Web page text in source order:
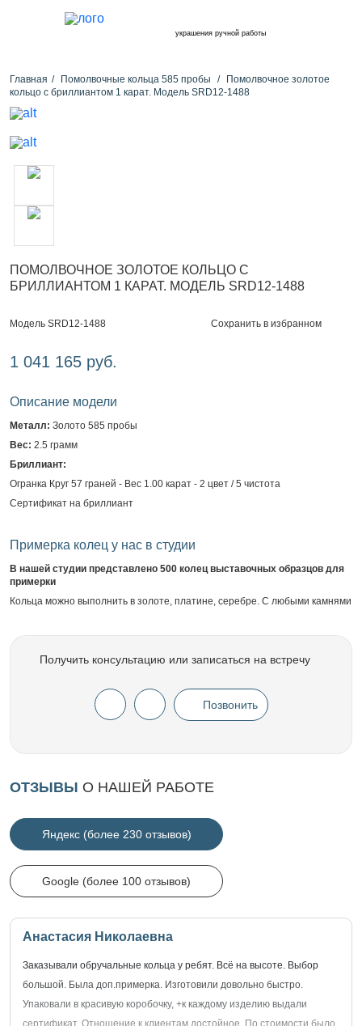
украшения ручной работы
Главная Помолвочные кольца 585 пробы
Помолвочное золотое
кольцо с бриллиантом 1 карат. Модель SRD12-1488
ПОМОЛВОЧНОЕ ЗОЛОТОЕ КОЛЬЦО С
БРИЛЛИАНТОМ 1 КАРАТ. МОДЕЛЬ SRD12-1488
Модель SRD12-1488 Сохранить в избранном
1 041 165 руб.
Описание модели
Металл: Золото 585 пробы
Вес: 2.5 грамм
Бриллиант:
Огранка Круг 57 граней - Вес 1.00 карат - 2 цвет / 5 чистота
Сертификат на бриллиант
Примерка колец у нас в студии
В нашей студии представлено 500 колец выставочных образцов для
примерки
Кольца можно выполнить в золоте, платине, серебре. С любыми камнями
Получить консультацию или записаться на встречу
Позвонить
ОТЗЫВЫ О НАШЕЙ РАБОТЕ
Яндекс (более 230 отзывов)
Google (более 100 отзывов)
Анастасия Николаевна
Заказывали обручальные кольца у ребят. Всё на высоте. Выбор
большой. Была доп.примерка. Изготовили довольно быстро.
Упаковали в красивую коробочку, +к каждому изделию выдали
сертификат. Отношение к клиентам достойное. По стоимости было